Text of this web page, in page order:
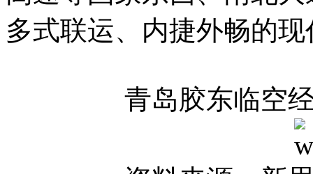
多式联运、内捷外畅的
青岛胶东临空